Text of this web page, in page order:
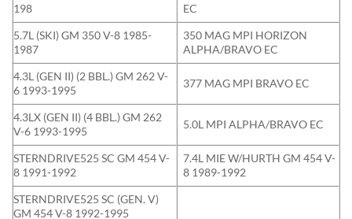
198
EC
5.7L (SKI) GM 350 V-8 1985-
1987
350 MAG MPI HORIZON
ALPHA/BRAVO EC
4.3L (GEN II) (2 BBL.) GM 262 V-
6 1993-1995
377 MAG MPI BRAVO EC
4.3LX (GEN II) (4 BBL.) GM 262
V-6 1993-1995
5.0L MPI ALPHA/BRAVO EC
STERNDRIVE525 SC GM 454 V-
8 1991-1992
7.4L MIE W/HURTH GM 454 V-
8 1989-1992
STERNDRIVE525 SC (GEN. V)
GM 454 V-8 1992-1995